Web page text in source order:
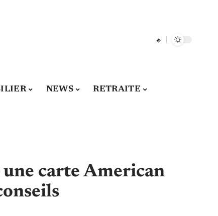
NEWS RETRAITE
carte American